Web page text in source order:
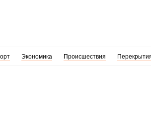
Экономика Происшествия